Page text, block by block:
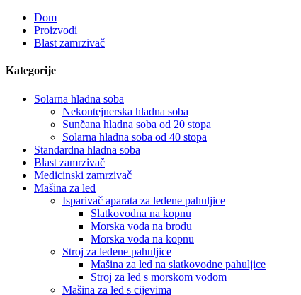
Dom
Proizvodi
Blast zamrzivač
Kategorije
Solarna hladna soba
Nekontejnerska hladna soba
Sunčana hladna soba od 20 stopa
Solarna hladna soba od 40 stopa
Standardna hladna soba
Blast zamrzivač
Medicinski zamrzivač
Mašina za led
Isparivač aparata za ledene pahuljice
Slatkovodna na kopnu
Morska voda na brodu
Morska voda na kopnu
Stroj za ledene pahuljice
Mašina za led na slatkovodne pahuljice
Stroj za led s morskom vodom
Mašina za led s cijevima